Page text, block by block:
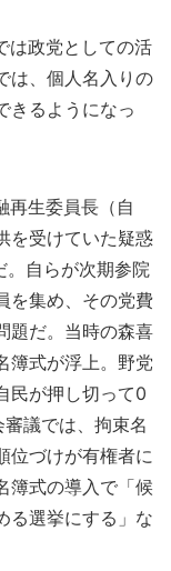
は政党としての活
は、個人名入りの
きるようになっ
再生委員長（自
を受けていた疑惑
。自らが次期参院
を集め、その党費
題だ。当時の森喜
簿式が浮上。野党
民が押し切って0
議では、拘束名
位づけが有権者に
簿式の導入で「候
る選挙にする」な